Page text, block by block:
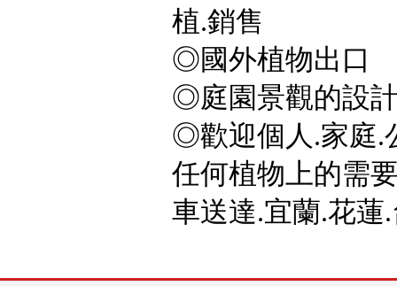
植.銷售
◎國外植物出口
◎庭園景觀的設
◎歡迎個人.家庭.
任何植物上的需
車送達.宜蘭.花蓮